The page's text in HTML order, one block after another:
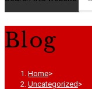
Blog
Home>
Uncategorized >